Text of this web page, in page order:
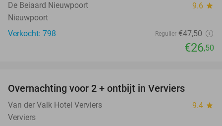
De Beiaard Nieuwpoort 9.6 star
Nieuwpoort
Verkocht: 798
Regulier €47,50
€26,50
Overnachting voor 2 + ontbijt in Verviers
Van der Valk Hotel Verviers 9.4 star
Verviers